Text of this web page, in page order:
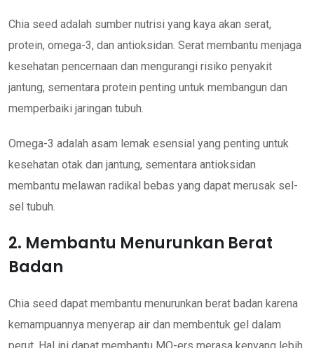
Chia seed adalah sumber nutrisi yang kaya akan serat,
protein, omega-3, dan antioksidan. Serat membantu menjaga
kesehatan pencernaan dan mengurangi risiko penyakit
jantung, sementara protein penting untuk membangun dan
memperbaiki jaringan tubuh.
Omega-3 adalah asam lemak esensial yang penting untuk
kesehatan otak dan jantung, sementara antioksidan
membantu melawan radikal bebas yang dapat merusak sel-
sel tubuh.
2. Membantu Menurunkan Berat
Badan
Chia seed dapat membantu menurunkan berat badan karena
kemampuannya menyerap air dan membentuk gel dalam